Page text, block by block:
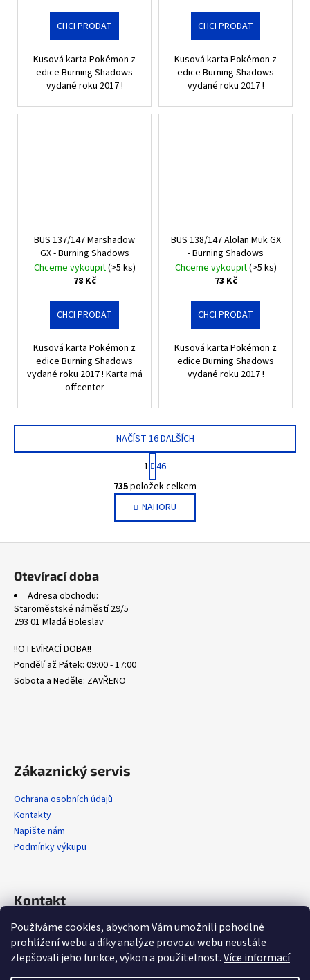
Používáme cookies, abychom Vám umožnili pohodlné
prohlížení webu a díky analýze provozu webu neustále
zlepšovali jeho funkce, výkon a použitelnost.Více informací
CHCI PRODAT
Kusová karta Pokémon z
edice Burning Shadows
vydané roku 2017 !
CHCI PRODAT
Kusová karta Pokémon z
edice Burning Shadows
vydané roku 2017 !
BUS 137/147 Marshadow
GX - Burning Shadows
Chceme vykoupit(>5 ks)
78 Kč
CHCI PRODAT
Kusová karta Pokémon z
edice Burning Shadows
vydané roku 2017 ! Karta má
offcenter
BUS 138/147 Alolan Muk GX
- Burning Shadows
Chceme vykoupit(>5 ks)
73 Kč
CHCI PRODAT
Kusová karta Pokémon z
edice Burning Shadows
vydané roku 2017 !
O
v
l
á
d
NAČÍST 16 DALŠÍCH
S
t
r
á
n
k
1 46
735položek celkem
NAHORU
Otevírací doba
Adresa obchodu:
Staroměstské náměstí 29/5
293 01 Mladá Boleslav
!!OTEVÍRACÍ DOBA!!
Pondělí až Pátek: 09:00 - 17:00
Sobota a Neděle: ZAVŘENO
Zákaznický servis
Ochrana osobních údajů
Kontakty
Napište nám
Podmínky výkupu
Kontakt
info@alola.cz
+420 608 608 358
https://www.facebook.com/alolaCZ
alola.cz/